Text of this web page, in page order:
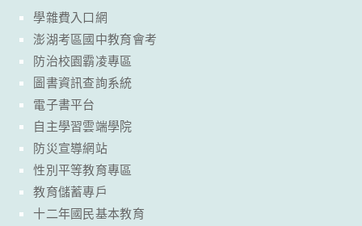
學雜費入口網
澎湖考區國中教育會考
防治校園霸凌專區
圖書資訊查詢系統
電子書平台
自主學習雲端學院
防災宣導網站
性別平等教育專區
教育儲蓄專戶
十二年國民基本教育